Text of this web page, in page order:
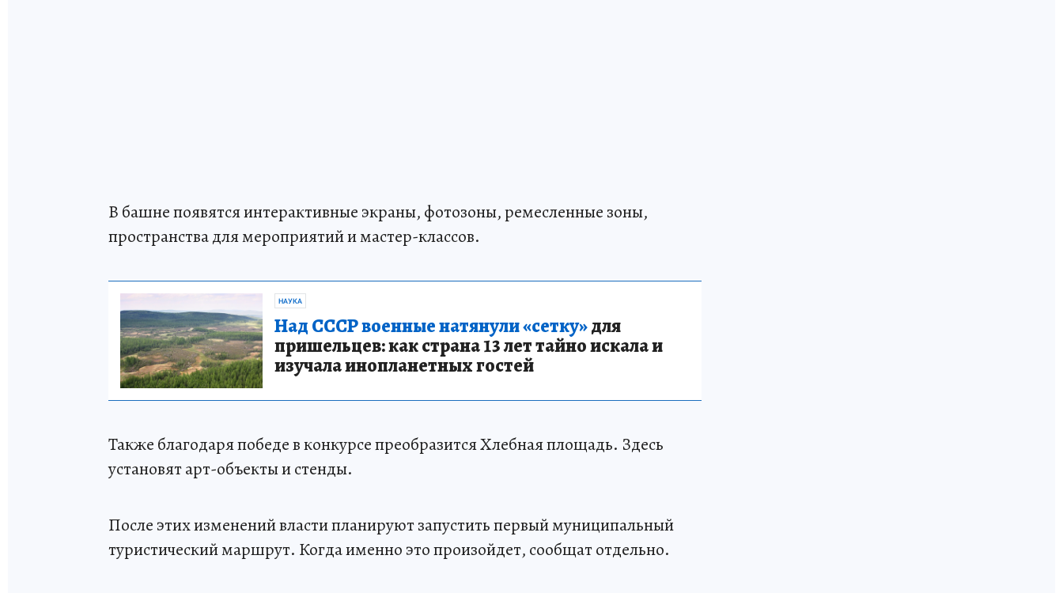
В башне появятся интерактивные экраны, фотозоны, ремесленные зоны,
пространства для мероприятий и мастер-классов.
НАУКА
Над СССР военные натянули «сетку»для
пришельцев: как страна 13 лет тайно искала и
изучала инопланетных гостей
Также благодаря победе в конкурсе преобразится Хлебная площадь. Здесь
установят арт-объекты и стенды.
После этих изменений власти планируют запустить первый муниципальный
туристический маршрут. Когда именно это произойдет, сообщат отдельно.